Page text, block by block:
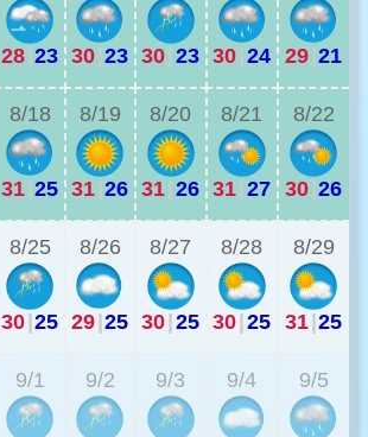
28|23 30|23 30|23 30|24 29|21
8/18
31|25
8/19
31|26
8/20
31|26
8/21
31|27
8/22
30|26
8/25
30|25
8/26
29|25
8/27
30|25
8/28
30|25
8/29
31|25
9/1 9/2 9/3 9/4 9/5